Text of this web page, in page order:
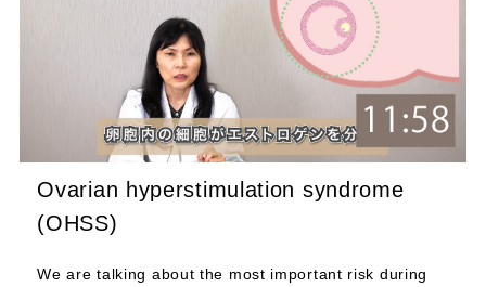
Ovarian hyperstimulation syndrome
(OHSS)
We are talking about the most important risk during